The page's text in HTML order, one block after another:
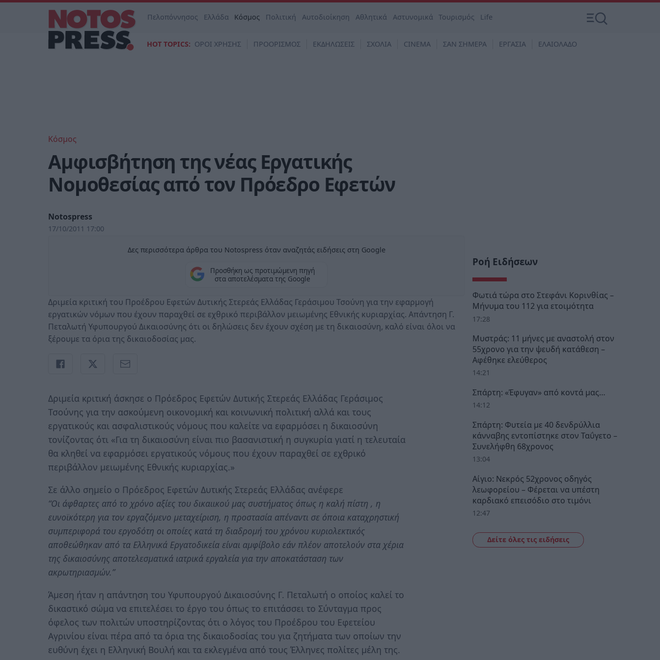
Πελοπόννησος Ελλάδα Κόσμος Πολιτική Αυτοδιοίκηση Αθλητικά Αστυνομικά Τουρισμός Life
HOT TOPICS: ΟΡΟΙ ΧΡΗΣΗΣ ΠΡΟΟΡΙΣΜΟΣ ΕΚΔΗΛΩΣΕΙΣ ΣΧΟΛΙΑ CINEMA ΣΑΝ ΣΗΜΕΡΑ ΕΡΓΑΣΙΑ ΕΛΑΙΟΛΑΔΟ
Κόσμος
Αμφισβήτηση της νέας Εργατικής
Νομοθεσίας από τον Πρόεδρο Εφετών
Notospress
17/10/2011 17:00
Δες περισσότερα άρθρα του Notospress όταν αναζητάς ειδήσεις στη Google
Προσθήκη ως προτιμώμενη πηγή
στα αποτελέσματα της Google
Δριμεία κριτική του Προέδρου Εφετών Δυτικής Στερεάς Ελλάδας Γεράσιμου Τσούνη για την εφαρμογή
εργατικών νόμων που έχουν παραχθεί σε εχθρικό περιβάλλον μειωμένης Εθνικής κυριαρχίας. Απάντηση Γ.
Πεταλωτή Υφυπουργού Δικαιοσύνης ότι οι δηλώσεις δεν έχουν σχέση με τη δικαιοσύνη, καλό είναι όλοι να
ξέρουμε τα όρια της δικαιοδοσίας μας.
Δριμεία κριτική άσκησε ο Πρόεδρος Εφετών Δυτικής Στερεάς Ελλάδας Γεράσιμος
Τσούνης για την ασκούμενη οικονομική και κοινωνική πολιτική αλλά και τους
εργατικούς και ασφαλιστικούς νόμους που καλείτε να εφαρμόσει η δικαιοσύνη
τονίζοντας ότι «Για τη δικαιοσύνη είναι πιο βασανιστική η συγκυρία γιατί η τελευταία
θα κληθεί να εφαρμόσει εργατικούς νόμους που έχουν παραχθεί σε εχθρικό
περιβάλλον μειωμένης Εθνικής κυριαρχίας.»
Σε άλλο σημείο ο Πρόεδρος Εφετών Δυτικής Στερεάς Ελλάδας ανέφερε
“Οι άφθαρτες από το χρόνο αξίες του δικαιικού μας συστήματος όπως η καλή πίστη , η
ευνοϊκότερη για τον εργαζόμενο μεταχείριση, η προστασία απέναντι σε όποια καταχρηστική
συμπεριφορά του εργοδότη οι οποίες κατά τη διαδρομή του χρόνου κυριολεκτικός
αποθεώθηκαν από τα Ελληνικά Εργατοδικεία είναι αμφίβολο εάν πλέον αποτελούν στα χέρια
της δικαιοσύνης αποτελεσματικά ιατρικά εργαλεία για την αποκατάσταση των
ακρωτηριασμών.”
Άμεση ήταν η απάντηση του Υφυπουργού Δικαιοσύνης Γ. Πεταλωτή ο οποίος καλεί το
δικαστικό σώμα να επιτελέσει το έργο του όπως το επιτάσσει το Σύνταγμα προς
όφελος των πολιτών υποστηρίζοντας ότι ο λόγος του Προέδρου του Εφετείου
Αγρινίου είναι πέρα από τα όρια της δικαιοδοσίας του για ζητήματα των οποίων την
ευθύνη έχει η Ελληνική Βουλή και τα εκλεγμένα από τους Έλληνες πολίτες μέλη της.
Ροή Ειδήσεων
Φωτιά τώρα στο Στεφάνι Κορινθίας –
Μήνυμα του 112 για ετοιμότητα
17:28
Μυστράς: 11 μήνες με αναστολή στον
55χρονο για την ψευδή κατάθεση –
Αφέθηκε ελεύθερος
14:21
Σπάρτη: «Έφυγαν» από κοντά μας…
14:12
Σπάρτη: Φυτεία με 40 δενδρύλλια
κάνναβης εντοπίστηκε στον Ταΰγετο –
Συνελήφθη 68χρονος
13:04
Αίγιο: Νεκρός 52χρονος οδηγός
λεωφορείου – Φέρεται να υπέστη
καρδιακό επεισόδιο στο τιμόνι
12:47
Δείτε όλες τις ειδήσεις